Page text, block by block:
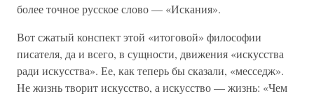
более точное русское слово — «Искания».
Вот сжатый конспект этой «итоговой» философии
писателя, да и всего, в сущности, движения «искусства
ради искусства». Ее, как теперь бы сказали, «месседж».
Не жизнь творит искусство, а искусство — жизнь: «Чем